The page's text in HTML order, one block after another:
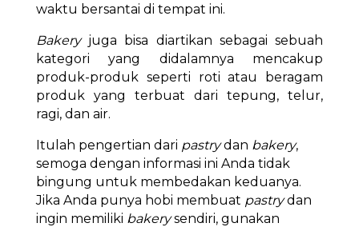
waktu bersantai di tempat ini.
Bakeryjuga bisa diartikan sebagai sebuah
kategori yang didalamnya mencakup
produk-produk seperti roti atau beragam
produk yang terbuat dari tepung, telur,
ragi, dan air.
Itulah pengertian dari pastrydan bakery,
semoga dengan informasi ini Anda tidak
bingung untuk membedakan keduanya.
Jika Anda punya hobi membuat pastrydan
ingin memiliki bakerysendiri, gunakan